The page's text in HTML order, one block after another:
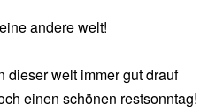
andere welt!
dieser welt immer gut drauf
einen schönen restsonntag!